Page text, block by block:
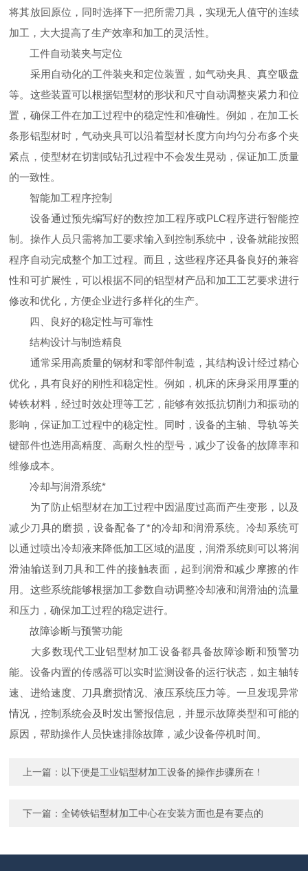
将其放回原位，同时选择下一把所需刀具，实现无人值守的连续
加工，大大提高了生产效率和加工的灵活性。
工件自动装夹与定位
采用自动化的工件装夹和定位装置，如气动夹具、真空吸盘
等。这些装置可以根据铝型材的形状和尺寸自动调整夹紧力和位
置，确保工件在加工过程中的稳定性和准确性。例如，在加工长
条形铝型材时，气动夹具可以沿着型材长度方向均匀分布多个夹
紧点，使型材在切割或钻孔过程中不会发生晃动，保证加工质量
的一致性。
智能加工程序控制
设备通过预先编写好的数控加工程序或PLC程序进行智能控
制。操作人员只需将加工要求输入到控制系统中，设备就能按照
程序自动完成整个加工过程。而且，这些程序还具备良好的兼容
性和可扩展性，可以根据不同的铝型材产品和加工工艺要求进行
修改和优化，方便企业进行多样化的生产。
四、良好的稳定性与可靠性
结构设计与制造精良
通常采用高质量的钢材和零部件制造，其结构设计经过精心
优化，具有良好的刚性和稳定性。例如，机床的床身采用厚重的
铸铁材料，经过时效处理等工艺，能够有效抵抗切削力和振动的
影响，保证加工过程中的稳定性。同时，设备的主轴、导轨等关
键部件也选用高精度、高耐久性的型号，减少了设备的故障率和
维修成本。
冷却与润滑系统*
为了防止铝型材在加工过程中因温度过高而产生变形，以及
减少刀具的磨损，设备配备了*的冷却和润滑系统。冷却系统可
以通过喷出冷却液来降低加工区域的温度，润滑系统则可以将润
滑油输送到刀具和工件的接触表面，起到润滑和减少摩擦的作
用。这些系统能够根据加工参数自动调整冷却液和润滑油的流量
和压力，确保加工过程的稳定进行。
故障诊断与预警功能
大多数现代工业铝型材加工设备都具备故障诊断和预警功
能。设备内置的传感器可以实时监测设备的运行状态，如主轴转
速、进给速度、刀具磨损情况、液压系统压力等。一旦发现异常
情况，控制系统会及时发出警报信息，并显示故障类型和可能的
原因，帮助操作人员快速排除故障，减少设备停机时间。
上一篇： 以下便是工业铝型材加工设备的操作步骤所在！
下一篇：全铸铁铝型材加工中心在安装方面也是有要点的